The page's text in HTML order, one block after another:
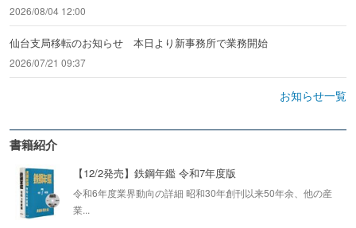
2026/08/04 12:00
仙台支局移転のお知らせ 本日より新事務所で業務開始
2026/07/21 09:37
お知らせ一覧
書籍紹介
【12/2発売】鉄鋼年鑑 令和7年度版
令和6年度業界動向の詳細 昭和30年創刊以来50年余、他の産
業...